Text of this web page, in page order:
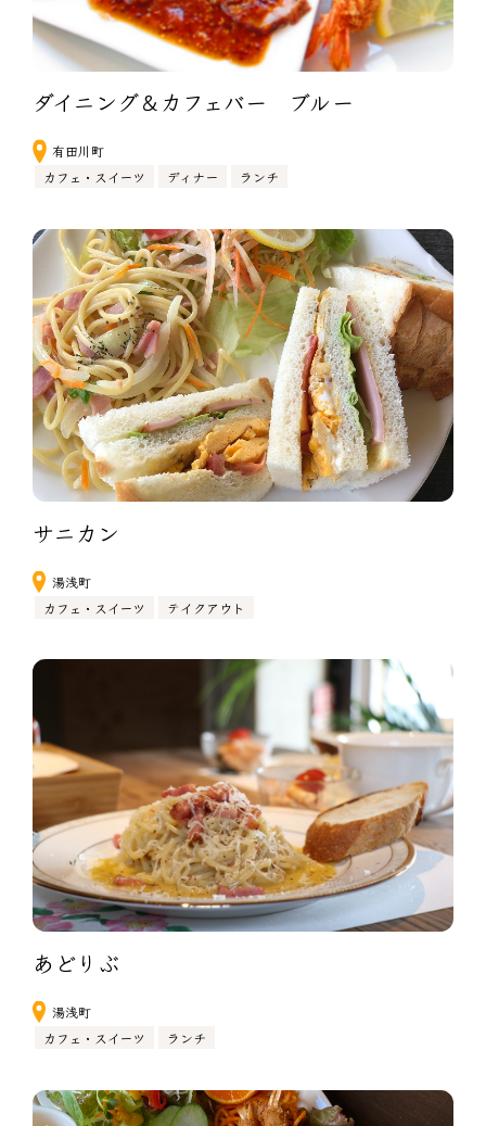
ダイニング＆カフェバー　ブルー
有田川町
カフェ・スイーツ
ディナー ランチ
サニカン
湯浅町
カフェ・スイーツ
テイクアウト
あどりぶ
湯浅町
カフェ・スイーツ
ランチ